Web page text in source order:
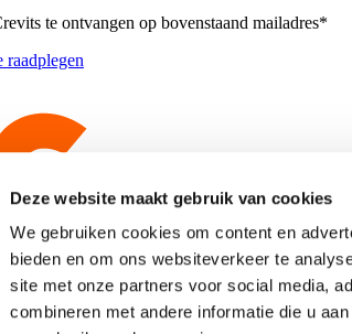
Deze website maakt gebruik van cookies
We gebruiken cookies om content en
bieden en om ons websiteverkeer te
site met onze partners voor social media,
combineren met andere informatie die u
te ontvangen op bovenstaand mailadres*